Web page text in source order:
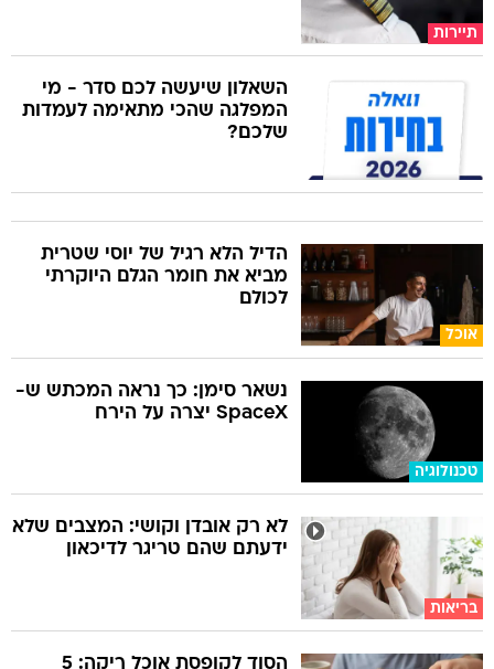
תיירות
השאלון שיעשה לכם סדר - מי
המפלגה שהכי מתאימה לעמדות
שלכם?
אוכל
הדיל הלא רגיל של יוסי שטרית
מביא את חומר הגלם היוקרתי
לכולם
טכנולוגיה
נשאר סימן: כך נראה המכתש ש-
SpaceX יצרה על הירח
בריאות
לא רק אובדן וקושי: המצבים שלא
ידעתם שהם טריגר לדיכאון
הסוד לקופסת אוכל ריקה: 5